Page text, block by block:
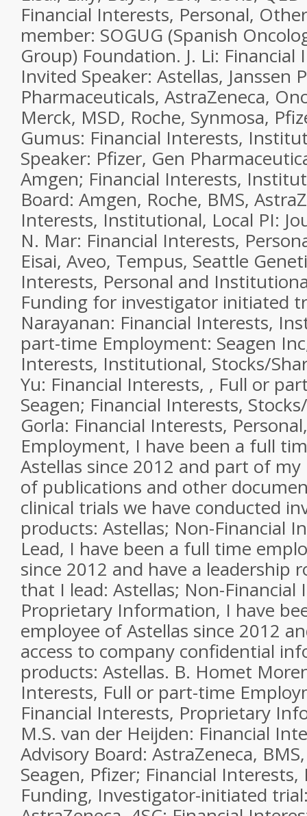
Financial Interests, Personal,
member: SOGUG (Spanish
Group) Foundation. J. Li: Financial
Invited Speaker: Astellas, Janssen
Pharmaceuticals, AstraZeneca,
Merck, MSD, Roche, Synmosa,
Gumus: Financial Interests,
Speaker: Pfizer, Gen
Amgen; Financial Interests,
Board: Amgen, Roche, BMS,
Interests, Institutional, Local PI:
N. Mar: Financial Interests,
Eisai, Aveo, Tempus, Seattle
Interests, Personal and
Funding for investigator initiated
Narayanan: Financial Interests,
part-time Employment: Seagen
Interests, Institutional, Stocks/
Yu: Financial Interests, , Full or
Seagen; Financial Interests,
Gorla: Financial Interests,
Employment, I have been a full
Astellas since 2012 and part of
of publications and other
clinical trials we have conducted
products: Astellas; Non-Financial
Lead, I have been a full time
since 2012 and have a leadership
that I lead: Astellas; Non-Financial
Proprietary Information, I have
employee of Astellas since 2012
access to company confidential
products: Astellas. B. Homet
Interests, Full or part-time
Financial Interests, Proprietary
M.S. van der Heijden: Financial
Advisory Board: AstraZeneca,
Seagen, Pfizer; Financial
Funding, Investigator-initiated